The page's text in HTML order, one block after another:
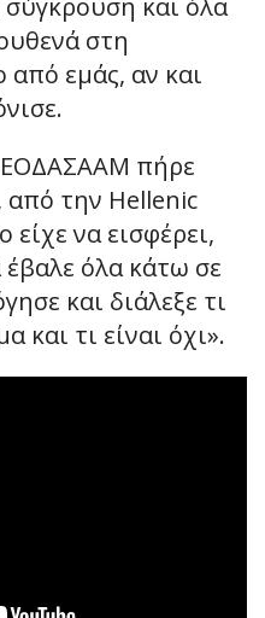
στη
από εμάς, αν και
ΕΟΔΑΣΑΑΜ πήρε
από την Hellenic
να εισφέρει,
όλα κάτω σε
και διάλεξε τι
και τι είναι όχι».